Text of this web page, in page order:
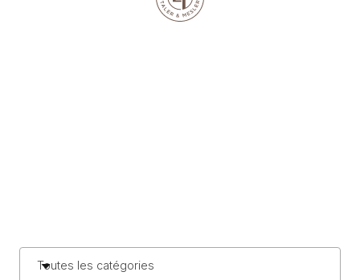
Toutes les catégories